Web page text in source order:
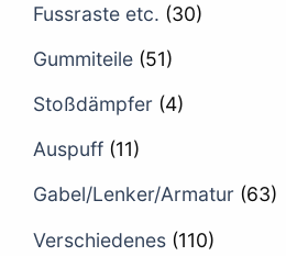
Fussraste etc. (30)
Gummiteile (51)
Stoßdämpfer (4)
Auspuff (11)
Gabel/Lenker/Armatur (63)
Verschiedenes (110)